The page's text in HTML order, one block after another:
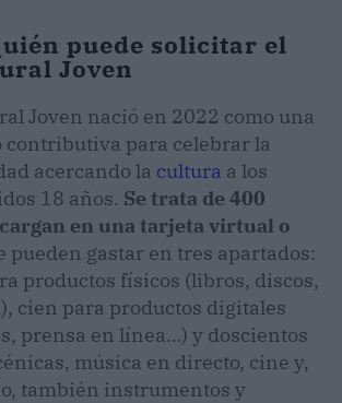
puede solicitar el
Joven
Joven nació en 2022 como una
contributiva para celebrar la
acercando la cultura a los
18 años. Se trata de 400
en una tarjeta virtual o
pueden gastar en tres apartados:
productos físicos (libros, discos,
cien para productos digitales
prensa en línea…) y doscientos
música en directo, cine y,
también instrumentos y